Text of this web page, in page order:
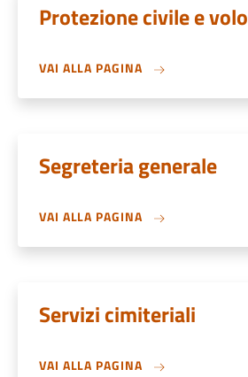
Protezione civile e
VAI ALLA PAGINA
Segreteria generale
VAI ALLA PAGINA
Servizi cimiteriali
VAI ALLA PAGINA